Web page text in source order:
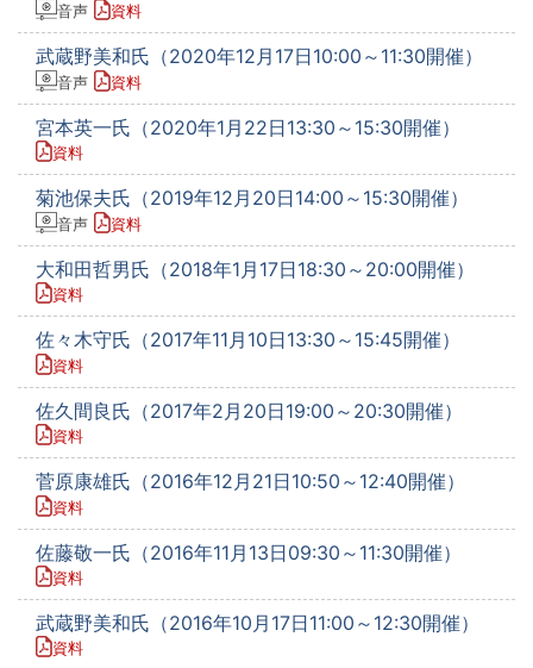
音声 資料
武蔵野美和氏（2020年12月17日10:00～11:30開催）
音声 資料
宮本英一氏（2020年1月22日13:30～15:30開催）
資料
菊池保夫氏（2019年12月20日14:00～15:30開催）
音声 資料
大和田哲男氏（2018年1月17日18:30～20:00開催）
資料
佐々木守氏（2017年11月10日13:30～15:45開催）
資料
佐久間良氏（2017年2月20日19:00～20:30開催）
資料
菅原康雄氏（2016年12月21日10:50～12:40開催）
資料
佐藤敬一氏（2016年11月13日09:30～11:30開催）
資料
武蔵野美和氏（2016年10月17日11:00～12:30開催）
資料